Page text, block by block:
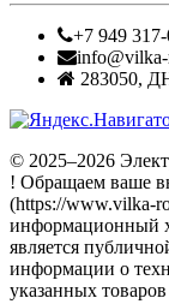
+7 949
info@vilka-
283050,
© 2025–2026
! Обращаем ваше
(https://www.vilka-
информационный
является
информации о
указанных